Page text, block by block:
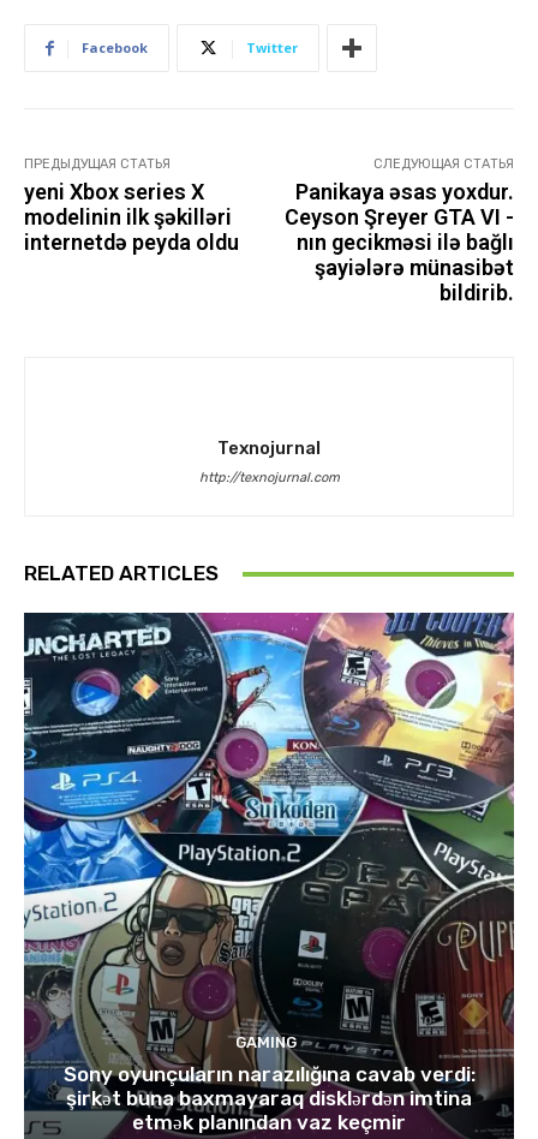
Facebook Twitter
ПРЕДЫДУЩАЯ СТАТЬЯ
yeni Xbox series X
modelinin ilk şəkilləri
internetdə peyda oldu
СЛЕДУЮЩАЯ СТАТЬЯ
Panikaya əsas yoxdur.
Ceyson Şreyer GTA VI -
nın gecikməsi ilə bağlı
şayiələrə münasibət
bildirib.
Texnojurnal
http://texnojurnal.com
RELATED ARTICLES
GAMING
Sony oyunçuların narazılığına cavab verdi:
şirkət buna baxmayaraq disklərdən imtina
etmək planından vaz keçmir